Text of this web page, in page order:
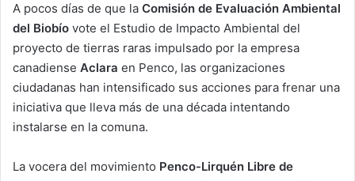
A pocos días de que la Comisión de Evaluación Ambiental
del Biobío vote el Estudio de Impacto Ambiental del
proyecto de tierras raras impulsado por la empresa
canadiense Aclara en Penco, las organizaciones
ciudadanas han intensificado sus acciones para frenar una
iniciativa que lleva más de una década intentando
instalarse en la comuna.
La vocera del movimiento Penco-Lirquén Libre de